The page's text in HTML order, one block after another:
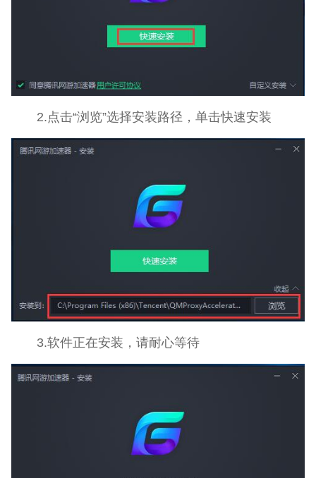
2.点击“浏览”选择安装路径，单击快速安装
3.软件正在安装，请耐心等待